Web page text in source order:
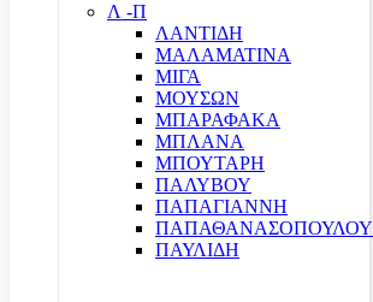
Λ -Π
ΛΑΝΤΙΔΗ
ΜΑΛΑΜΑΤΙΝΑ
ΜΙΓΑ
ΜΟΥΣΩΝ
ΜΠΑΡΑΦΑΚΑ
ΜΠΛΑΝΑ
ΜΠΟΥΤΑΡΗ
ΠΑΛΥΒΟΥ
ΠΑΠΑΓΙΑΝΝΗ
ΠΑΠΑΘΑΝΑΣΟΠΟΥΛΟΥ
ΠΑΥΛΙΔΗ